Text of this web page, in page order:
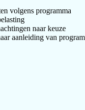
volgens programma
naar keuze
aanleiding van